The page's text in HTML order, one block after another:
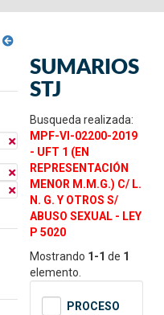
SUMARIOS
STJ
Busqueda realizada:
MPF-VI-02200-2019
- UFT 1 (EN
REPRESENTACIÓN
MENOR M.M.G.) C/ L.
N. G. Y OTROS S/
ABUSO SEXUAL - LEY
P 5020
Mostrando 1-1 de 1
elemento.
PROCESO